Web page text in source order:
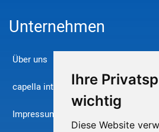
Ihre
wichtig
Diese Website
Unternehmen
Über uns
capella international
Impressum